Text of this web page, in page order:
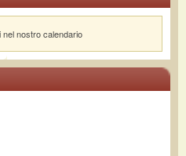
nostro calendario